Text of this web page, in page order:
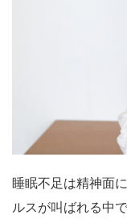
睡眠不足は精神面
ルスが叫ばれる中